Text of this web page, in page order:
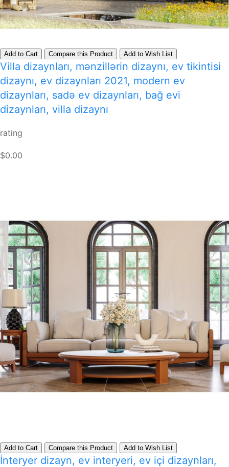
Add to Cart Compare this Product Add to Wish List
Villa dizaynları, mənzillərin dizaynı, ev tikintisi
dizaynı, ev dizaynları 2021, modern ev
dizaynları, sadə ev dizaynları, bağ evi
dizaynları, villa dizaynı
rating
$0.00
Add to Cart Compare this Product Add to Wish List
İnteryer dizayn, ev interyeri, ev içi dizaynları,